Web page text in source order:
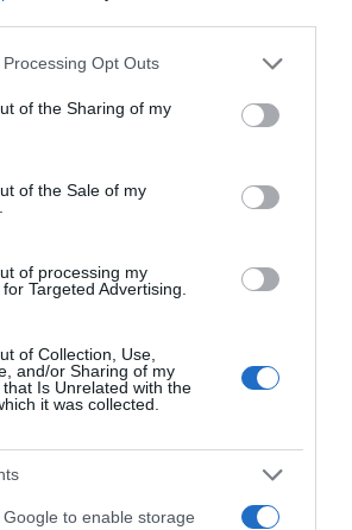
website/app uses one or more Google
or usage behaviour. You may click to
to Google and its third-party tags to
specified purposes in below Google
Opt Outs
of the Sharing of my
of the Sale of my
of processing my
Targeted Advertising.
of Collection, Use,
and/or Sharing of my
Is Unrelated with the
it was collected.
to enable storage
ως προτεινόμενη
πηγή στην Google
The Stone Age
τηλεφωνική γραμμή…
τους θαυμαστές τους